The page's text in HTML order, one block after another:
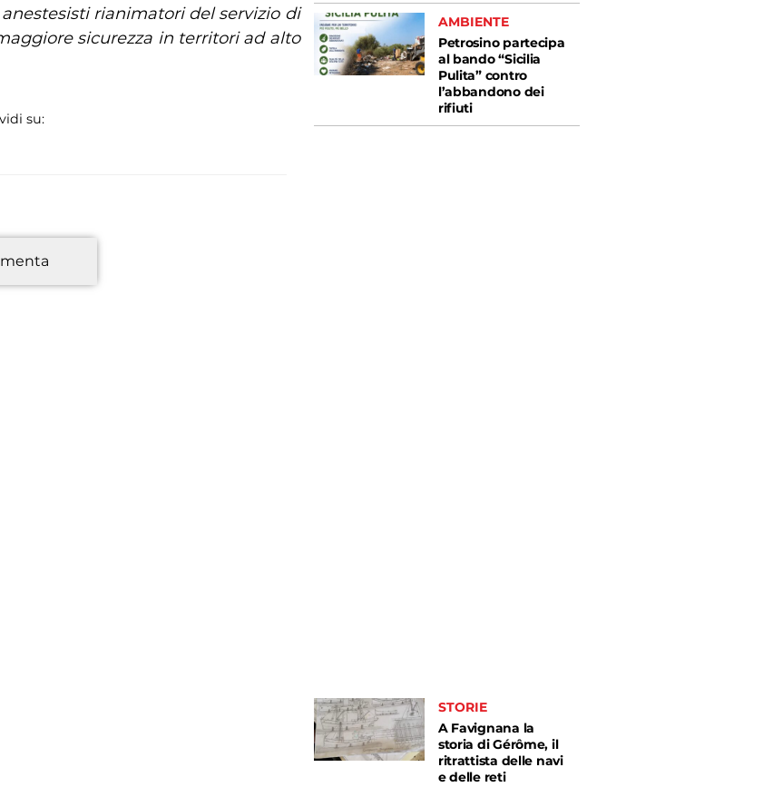
rianimatori del servizio di
sicurezza in territori ad alto
su:
AMBIENTE
Petrosino partecipa
al bando “Sicilia
Pulita” contro
l’abbandono dei
rifiuti
STORIE
A Favignana la
storia di Gérôme, il
ritrattista delle navi
e delle reti